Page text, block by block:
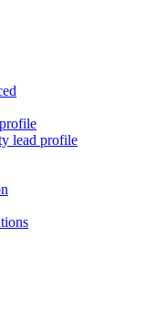
lead profile